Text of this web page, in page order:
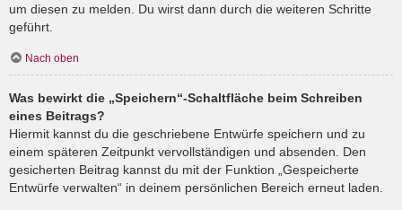
um diesen zu melden. Du wirst dann durch die weiteren Schritte
geführt.
Nach oben
Was bewirkt die „Speichern“-Schaltfläche beim Schreiben
eines Beitrags?
Hiermit kannst du die geschriebene Entwürfe speichern und zu
einem späteren Zeitpunkt vervollständigen und absenden. Den
gesicherten Beitrag kannst du mit der Funktion „Gespeicherte
Entwürfe verwalten“ in deinem persönlichen Bereich erneut laden.